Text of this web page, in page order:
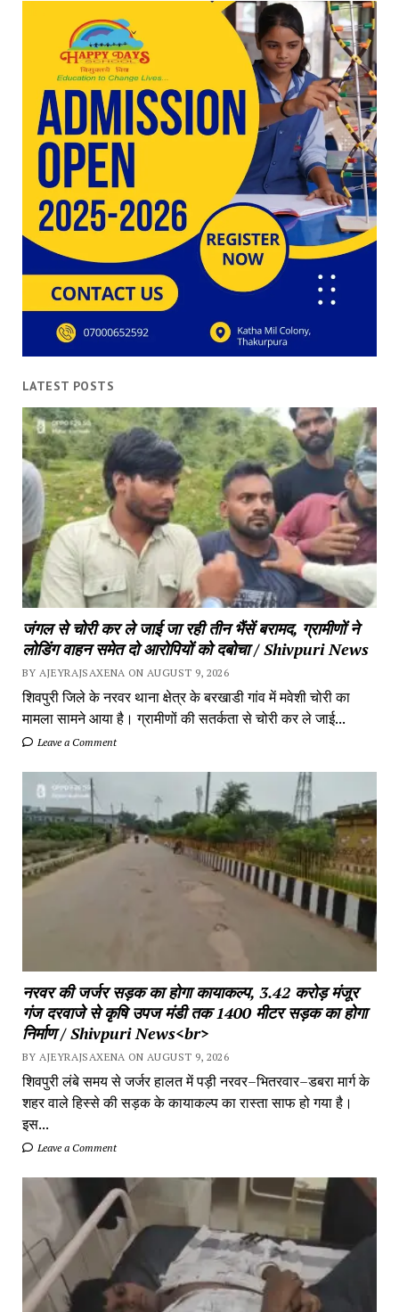
LATEST POSTS
जंगल से चोरी कर ले जाई जा रही तीन भैंसें बरामद, ग्रामीणों ने
लोडिंग वाहन समेत दो आरोपियों को दबोचा / Shivpuri News
BY AJEYRAJSAXENA ON AUGUST 9, 2026
शिवपुरी जिले के नरवर थाना क्षेत्र के बरखाडी गांव में मवेशी चोरी का
मामला सामने आया है। ग्रामीणों की सतर्कता से चोरी कर ले जाई...
Leave a Comment
नरवर की जर्जर सड़क का होगा कायाकल्प, 3.42 करोड़ मंजूर
गंज दरवाजे से कृषि उपज मंडी तक 1400 मीटर सड़क का होगा
निर्माण / Shivpuri News<br>
BY AJEYRAJSAXENA ON AUGUST 9, 2026
शिवपुरी लंबे समय से जर्जर हालत में पड़ी नरवर–भितरवार–डबरा मार्ग के
शहर वाले हिस्से की सड़क के कायाकल्प का रास्ता साफ हो गया है।
इस...
Leave a Comment